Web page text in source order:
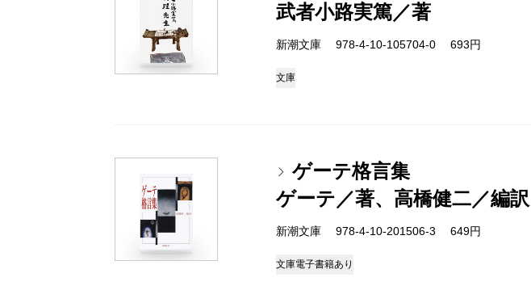
武者小路実篤／著
新潮文庫 978-4-10-105704-0 693円
文庫
ゲーテ格言集
ゲーテ／著、高橋健二／編訳
新潮文庫 978-4-10-201506-3 649円
文庫電子書籍あり